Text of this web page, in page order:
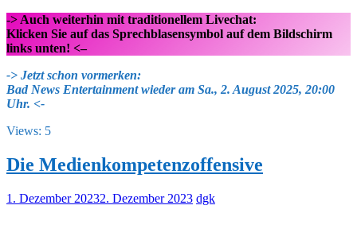
-> Auch weiterhin mit traditionellem Livechat:
Klicken Sie auf das Sprechblasensymbol auf dem Bildschirm
links unten! <–
-> Jetzt schon vormerken:
Bad News Entertainment wieder am Sa., 2. August 2025, 20:00
Uhr. <-
Views: 5
Die Medienkompetenzoffensive
1. Dezember 20232. Dezember 2023 dgk